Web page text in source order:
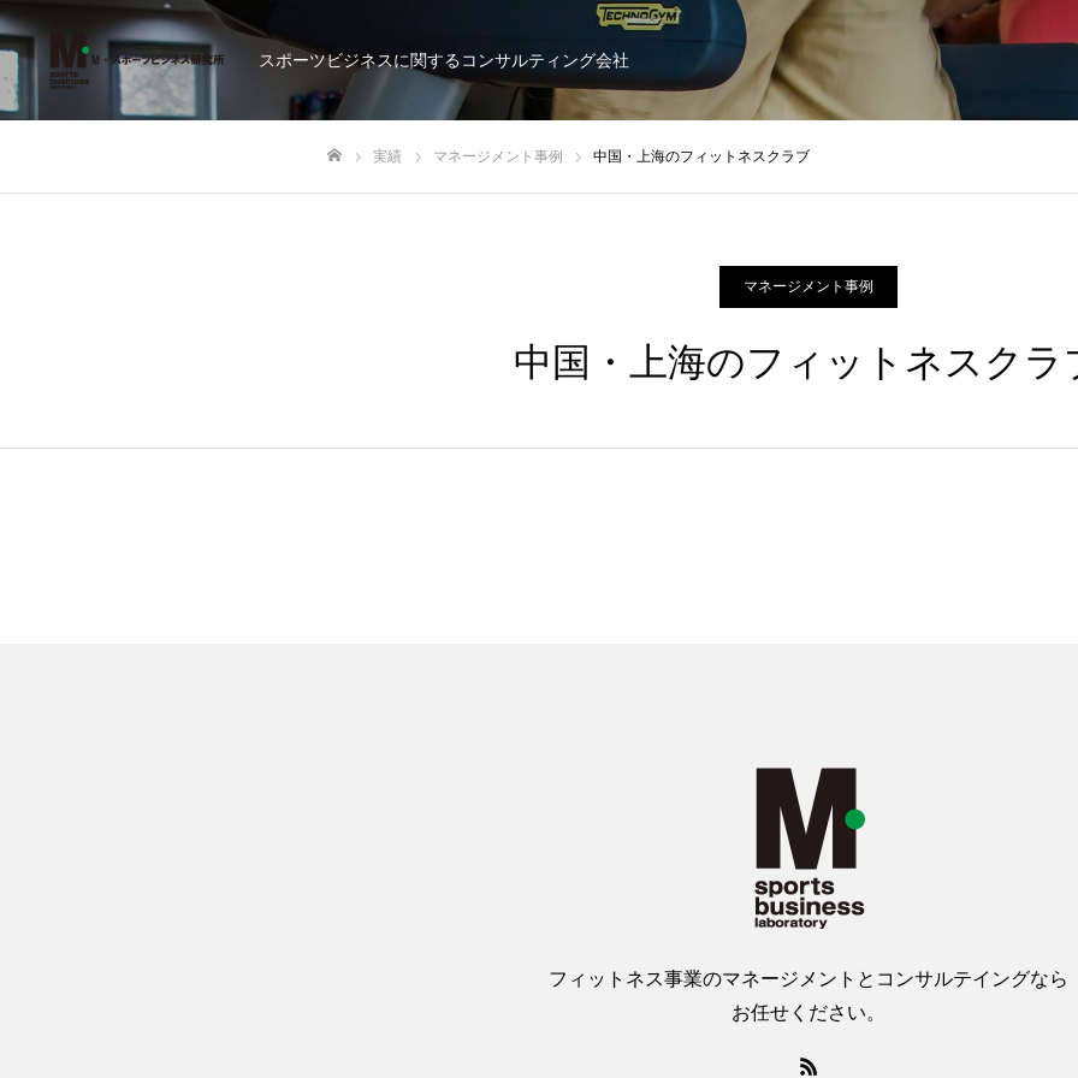
スポーツビジネスに関するコンサルティング会社
実績 マネージメント事例 中国・上海のフィットネスクラブ
マネージメント事例
中国・上海のフィットネスクラ
フィットネス事業のマネージメントとコンサルテイングなら
お任せください。